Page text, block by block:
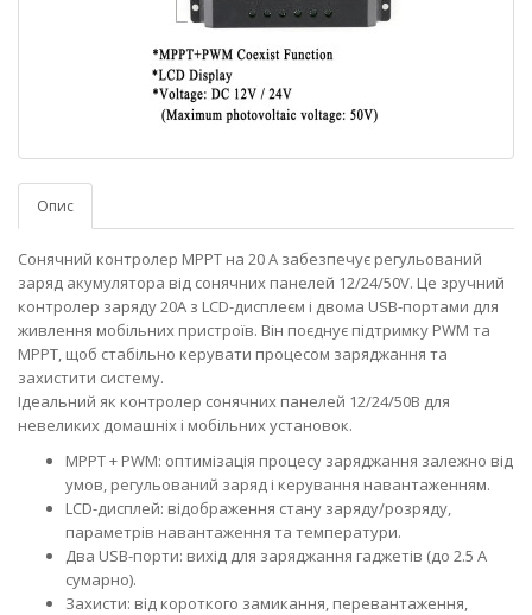
Опис
Сонячний контролер MPPT на 20 А забезпечує регульований
заряд акумулятора від сонячних панелей 12/24/50V. Це зручний
контролер заряду 20А з LCD-дисплеєм і двома USB-портами для
живлення мобільних пристроїв. Він поєднує підтримку PWM та
MPPT, щоб стабільно керувати процесом заряджання та
захистити систему.
Ідеальний як контролер сонячних панелей 12/24/50В для
невеликих домашніх і мобільних установок.
MPPT + PWM: оптимізація процесу заряджання залежно від
умов, регульований заряд і керування навантаженням.
LCD-дисплей: відображення стану заряду/розряду,
параметрів навантаження та температури.
Два USB-порти: вихід для заряджання гаджетів (до 2.5 А
сумарно).
Захисти: від короткого замикання, перевантаження,